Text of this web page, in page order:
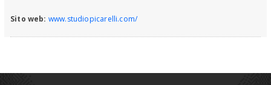
Sito web: www.studiopicarelli.com/